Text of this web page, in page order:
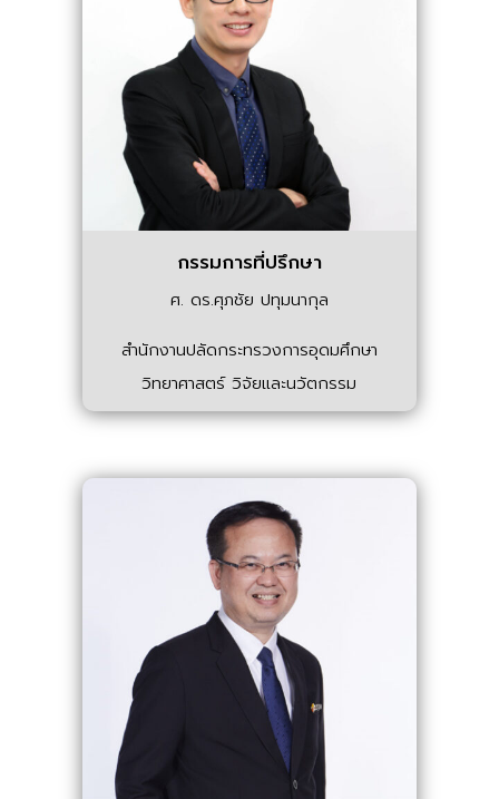
กรรมการที่ปรึกษา
ศ. ดร.ศุภชัย ปทุมนากุล
สำนักงานปลัดกระทรวงการอุดมศึกษา
วิทยาศาสตร์ วิจัยและนวัตกรรม